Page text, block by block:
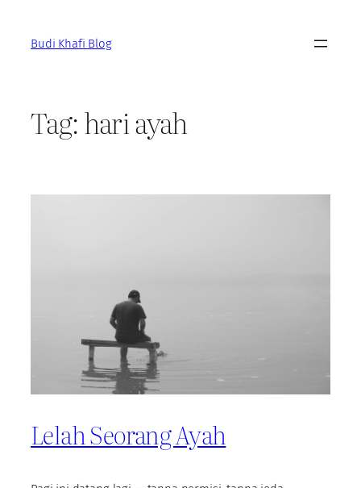
contentBudi Khafi Blog
Tag:hari ayah
Lelah Seorang Ayah